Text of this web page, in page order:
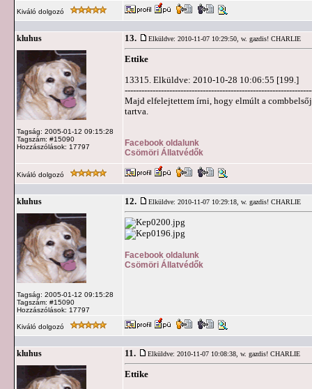
Kiváló dolgozó
kluhus
Tagság: 2005-01-12 09:15:28
Tagszám: #15090
Hozzászólások: 17797
13. Elküldve: 2010-11-07 10:29:50, w. gazdis! CHARLIE
Ettike
13315. Elküldve: 2010-10-28 10:06:55 [199.]
Majd elfelejtettem írni, hogy elmúlt a
tartva.
Facebook oldalunk
Csömöri Állatvédők
Kiváló dolgozó
kluhus
Tagság: 2005-01-12 09:15:28
Tagszám: #15090
Hozzászólások: 17797
12. Elküldve: 2010-11-07 10:29:18, w. gazdis! CHARLIE
Facebook oldalunk
Csömöri Állatvédők
Kiváló dolgozó
kluhus 11. Elküldve: 2010-11-07 10:08:38, w. gazdis! CHARLIE
Ettike